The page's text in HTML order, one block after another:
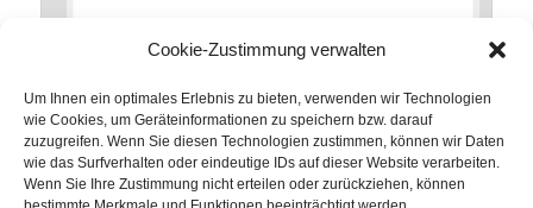
Cookie-Zustimmung verwalten
Um Ihnen ein optimales Erlebnis zu bieten, verwenden wir Technologien
wie Cookies, um Geräteinformationen zu speichern bzw. darauf
zuzugreifen. Wenn Sie diesen Technologien zustimmen, können wir Daten
wie das Surfverhalten oder eindeutige IDs auf dieser Website verarbeiten.
Wenn Sie Ihre Zustimmung nicht erteilen oder zurückziehen, können
Name *